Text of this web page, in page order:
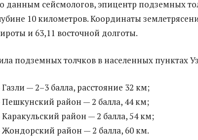
данным сейсмологов, эпицентр подземных
10 километров. Координаты
и 63,11 восточной долготы.
подземных толчков в населенных пунктах
— 2–3 балла, расстояние 32 км;
район — 2 балла, 44 км;
район — 2 балла, 54 км;
район — 2 балла, 60 км.